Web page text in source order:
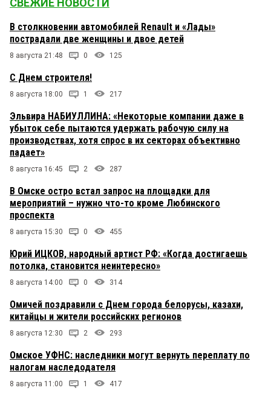
СВЕЖИЕ НОВОСТИ
В столкновении автомобилей Renault и «Лады»
пострадали две женщины и двое детей
8 августа 21:48 0 125
С Днем строителя!
8 августа 18:00 1 217
Эльвира НАБИУЛЛИНА: «Некоторые компании даже в
убыток себе пытаются удержать рабочую силу на
производствах, хотя спрос в их секторах объективно
падает»
8 августа 16:45 2 287
В Омске остро встал запрос на площадки для
мероприятий – нужно что-то кроме Любинского
проспекта
8 августа 15:30 0 455
Юрий ИЦКОВ, народный артист РФ: «Когда достигаешь
потолка, становится неинтересно»
8 августа 14:00 0 314
Омичей поздравили с Днем города белорусы, казахи,
китайцы и жители российских регионов
8 августа 12:30 2 293
Омское УФНС: наследники могут вернуть переплату по
налогам наследодателя
8 августа 11:00 1 417